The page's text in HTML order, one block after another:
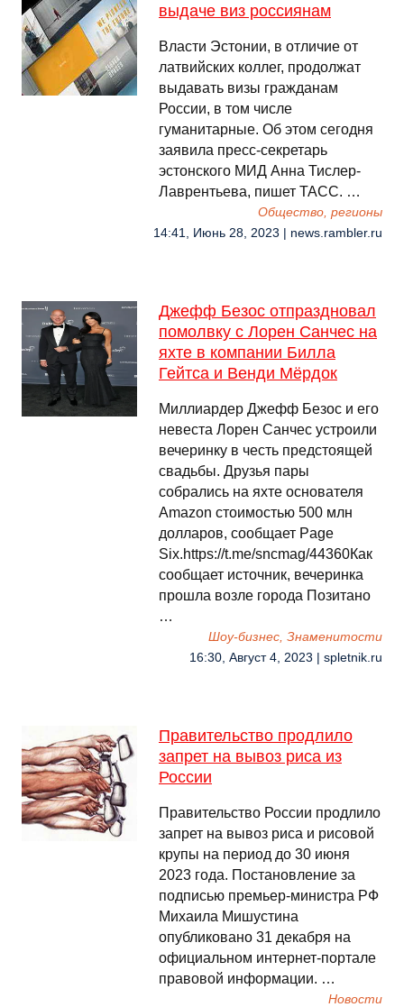
выдаче виз россиянам
Власти Эстонии, в отличие от
латвийских коллег, продолжат
выдавать визы гражданам
России, в том числе
гуманитарные. Об этом сегодня
заявила пресс-секретарь
эстонского МИД Анна Тислер-
Лаврентьева, пишет ТАСС. …
Общество, регионы
14:41, Июнь 28, 2023 | news.rambler.ru
Джефф Безос отпраздновал
помолвку с Лорен Санчес на
яхте в компании Билла
Гейтса и Венди Мёрдок
Миллиардер Джефф Безос и его
невеста Лорен Санчес устроили
вечеринку в честь предстоящей
свадьбы. Друзья пары
собрались на яхте основателя
Amazon стоимостью 500 млн
долларов, сообщает Page
Six.https://t.me/sncmag/44360Как
сообщает источник, вечеринка
прошла возле города Позитано
…
Шоу-бизнес, Знаменитости
16:30, Август 4, 2023 | spletnik.ru
Правительство продлило
запрет на вывоз риса из
России
Правительство России продлило
запрет на вывоз риса и рисовой
крупы на период до 30 июня
2023 года. Постановление за
подписью премьер-министра РФ
Михаила Мишустина
опубликовано 31 декабря на
официальном интернет-портале
правовой информации. …
Новости